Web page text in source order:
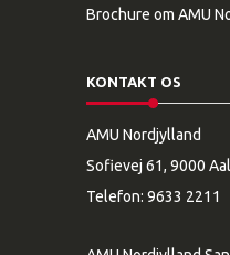
Brochure om AMU
KONTAKT OS
AMU Nordjylland
Sofievej 61, 9000
Telefon: 9633 2211